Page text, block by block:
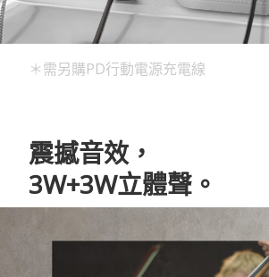
＊需另購PD行動電源充電線
震撼音效，
3W+3W立體聲。